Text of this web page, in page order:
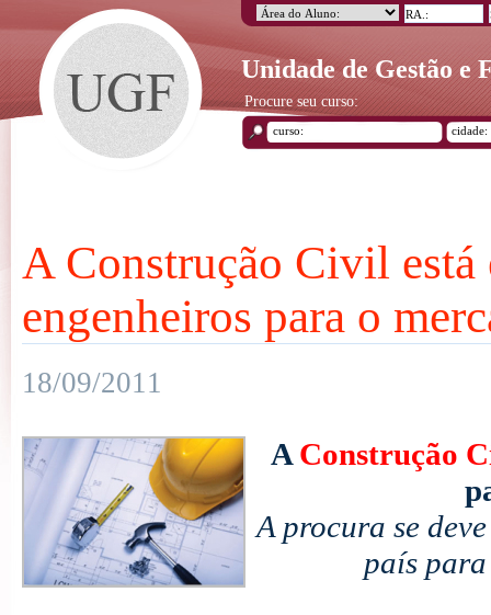
Unidade de Gestão e
Procure seu curso:
A Construção Civil está
engenheiros para o
18/09/2011
AConstrução
A procura se
país